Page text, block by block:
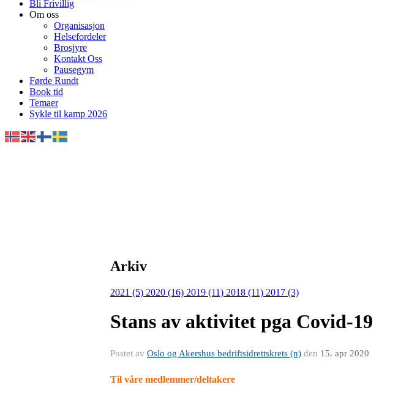
Bli Frivillig
Om oss
Organisasjon
Helsefordeler
Brosjyre
Kontakt Oss
Pausegym
Førde Rundt
Book tid
Temaer
Sykle til kamp 2026
Arkiv
2021 (5) 2020 (16) 2019 (11) 2018 (11) 2017 (3)
Stans av aktivitet pga Covid-19
Postet av Oslo og Akershus bedriftsidrettskrets (n) den 15. apr 2020
Til våre medlemmer/deltakere